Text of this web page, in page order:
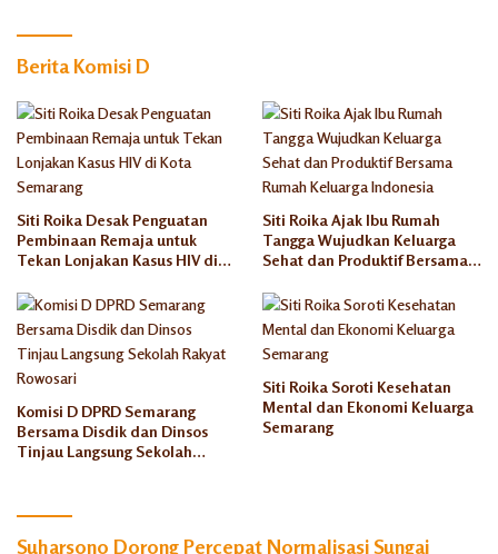
Semaran
Berita Komisi D
Siti Roika Desak Penguatan
Pembinaan Remaja untuk
Tekan Lonjakan Kasus HIV di
Siti Roika Ajak Ibu Rumah
Tangga Wujudkan Keluarga
Sehat dan Produktif Bersama
Komisi D DPRD Semarang
Bersama Disdik dan Dinsos
Tinjau Langsung Sekolah
Siti Roika Soroti Kesehatan
Mental dan Ekonomi Keluarga
Semarang
Suharsono Dorong Percepat Normalisasi Sungai